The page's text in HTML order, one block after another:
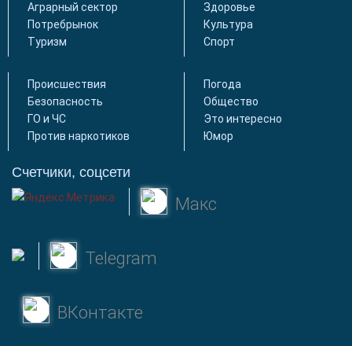
Аграрный сектор
Потребрынок
Туризм
Здоровье
Культура
Спорт
Происшествия
Безопасность
ГО и ЧС
Против наркотиков
Погода
Общество
Это интересно
Юмор
Счетчики, соцсети
Макс
Telegram
ВКонтакте